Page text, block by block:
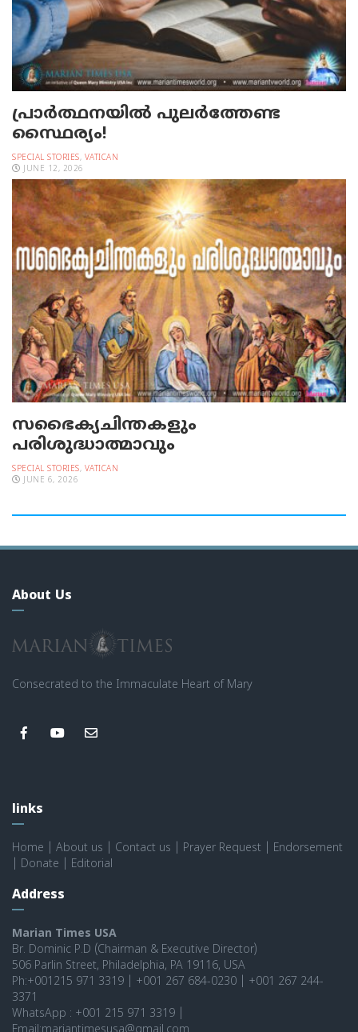
പ്രാര്‍ത്ഥനയില്‍ പുലര്‍ത്തേണ്ട
സ്ഥൈര്യം!
SPECIAL STORIES, VATICAN
JUNE 12, 2026
സഭൈക്യചിന്തകളും
പരിശുദ്ധാത്മാവും
SPECIAL STORIES, VATICAN
JUNE 6, 2026
About Us
Consecrated to the Immaculate Heart of Mary
links
Home About us Contact us Prayer Request
Endorsement
Donate Editorial
Address
Marian Times USA
Br. Dominic P.D (Chairman & Executive Director)
506 Parlin Street, Philadelphia, PA 19116, USA
Ph:+001215 971 3319 | +001 267 684-0230 | +001 267 244-
3371
WhatsApp : +001 215 971 3319 |